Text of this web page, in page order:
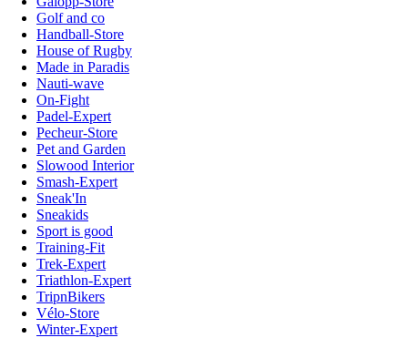
Golf and co
Handball-Store
House of Rugby
Made in Paradis
Nauti-wave
On-Fight
Padel-Expert
Pecheur-Store
Pet and Garden
Slowood Interior
Smash-Expert
Sneak'In
Sneakids
Sport is good
Training-Fit
Trek-Expert
Triathlon-Expert
TripnBikers
Vélo-Store
Winter-Expert